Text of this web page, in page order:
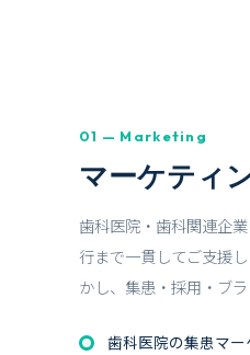
01 — Marketing
マーケティ
歯科医院・歯科関連企
行まで一貫してご支援
かし、集患・採用・ブ
歯科医院の集患マ